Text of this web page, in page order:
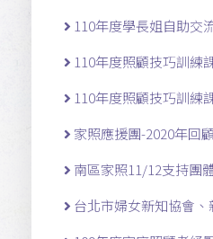
110年度學長姐自助交
110年度照顧技巧訓練
110年度照顧技巧訓練
家照應援團-2020年回
南區家照11/12支持團
台北市婦女新知協會、